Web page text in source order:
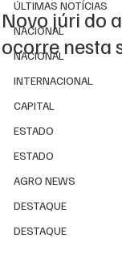
ÚLTIMAS NOTÍCIAS
NACIONAL
NACIONAL
INTERNACIONAL
CAPITAL
ESTADO
ESTADO
AGRO NEWS
DESTAQUE
DESTAQUE
Novo júri do
ocorre nesta